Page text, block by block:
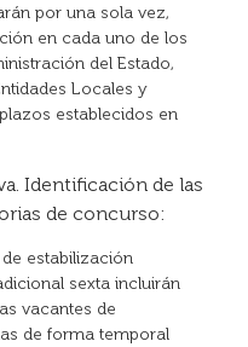
por una sola vez,
en cada uno de los
del Estado,
Locales y
establecidos en
Identificación de las
de concurso:
estabilización
sexta incluirán
vacantes de
de forma temporal